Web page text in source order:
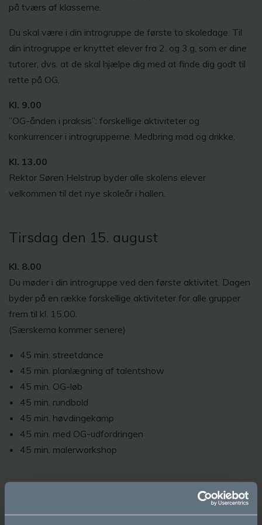
på tværs af klasserne.
Du skal være i din introgruppe de første to skoledage. Til
din introgruppe er knyttet elever fra 2. og 3.g, som er dine
tutorer, dvs. at de skal hjælpe dig med at finde dig godt til
rette på OG.
Kl. 9.00
”OG-ånden i praksis”: forskellige aktiviteter og
konkurrencer i introgrupperne. Medbring mad og drikke.
Kl. 13.00
Rektor Søren Helstrup byder alle skolens elever
velkommen til det nye skoleår i hallen.
Tirsdag den 15. august
Kl. 8.00
Du møder i din introgruppe ved den første aktivitet. Dagen
byder på en række forskellige aktiviteter for alle grupper
frem til kl. 15.00.
(Særskema kommer senere)
45 min. streetdance
45 min. planlægning af talentshow
45 min. OG-løb
45 min. rundbold
45 min. høvdingekamp
45 min. med OG-udfordringen
45 min. malerworkshop